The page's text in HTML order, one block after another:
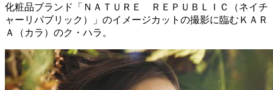
化粧品ブランド「ＮＡＴＵＲＥ ＲＥＰＵＢＬＩＣ（ネイチ
ャーリパブリック）」のイメージカットの撮影に臨むＫＡＲ
Ａ（カラ）のク・ハラ。